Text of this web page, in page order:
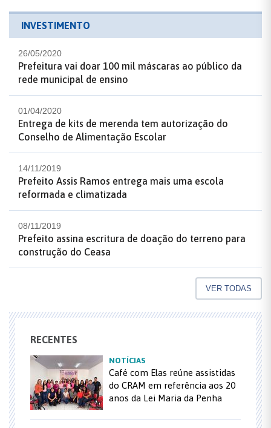
INVESTIMENTO
26/05/2020
Prefeitura vai doar 100 mil máscaras ao público da
rede municipal de ensino
01/04/2020
Entrega de kits de merenda tem autorização do
Conselho de Alimentação Escolar
14/11/2019
Prefeito Assis Ramos entrega mais uma escola
reformada e climatizada
08/11/2019
Prefeito assina escritura de doação do terreno para
construção do Ceasa
VER TODAS
RECENTES
NOTÍCIAS
Café com Elas reúne assistidas
do CRAM em referência aos 20
anos da Lei Maria da Penha